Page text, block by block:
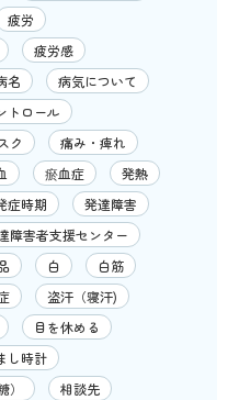
疲労
疲労感
名
病気について
トロール
ク
痛み・痺れ
瘀血症
発熱
症時期
発達障害
障害者支援センター
白
白筋
盗汗（寝汗)
目を休める
し時計
相談先